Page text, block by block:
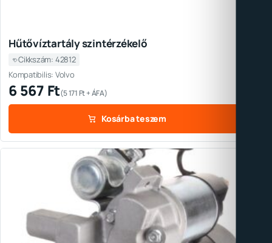
Hűtővíztartály szintérzékelő
Cikkszám: 42812
Kompatibilis: Volvo
6 567 Ft(5 171Ft+ ÁFA)
Kosárba teszem